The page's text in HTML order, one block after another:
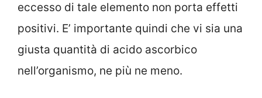
eccesso di tale elemento non porta effetti
positivi. E’ importante quindi che vi sia una
giusta quantità di acido ascorbico
nell’organismo, ne più ne meno.